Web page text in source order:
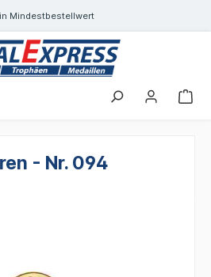
Mindestbestellwert
- Nr. 094